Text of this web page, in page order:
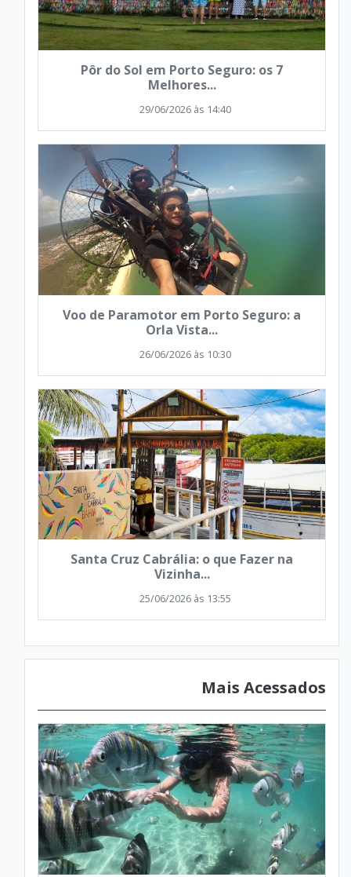
Pôr do Sol em Porto Seguro: os 7
Melhores...
29/06/2026 às 14:40
Voo de Paramotor em Porto Seguro: a
Orla Vista...
26/06/2026 às 10:30
Santa Cruz Cabrália: o que Fazer na
Vizinha...
25/06/2026 às 13:55
Mais Acessados